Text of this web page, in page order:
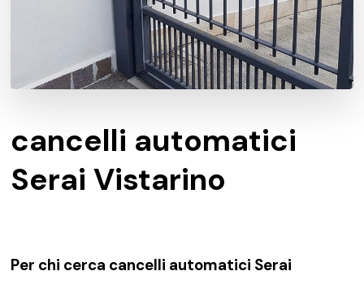
cancelli automatici
Serai Vistarino
Per chi cerca cancelli automatici Serai